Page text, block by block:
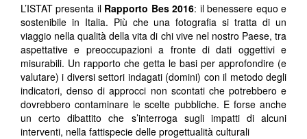
L’ISTAT presenta il Rapporto Bes 2016: il benessere equo e
sostenibile in Italia. Più che una fotografia si tratta di un
viaggio nella qualità della vita di chi vive nel nostro Paese, tra
aspettative e preoccupazioni a fronte di dati oggettivi e
misurabili. Un rapporto che getta le basi per approfondire (e
valutare) i diversi settori indagati (domini) con il metodo degli
indicatori, denso di approcci non scontati che potrebbero e
dovrebbero contaminare le scelte pubbliche. E forse anche
un certo dibattito che s’interroga sugli impatti di alcuni
interventi, nella fattispecie delle progettualità culturali